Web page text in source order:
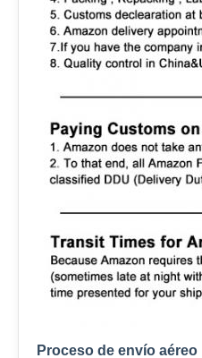
Proceso de envío aéreo